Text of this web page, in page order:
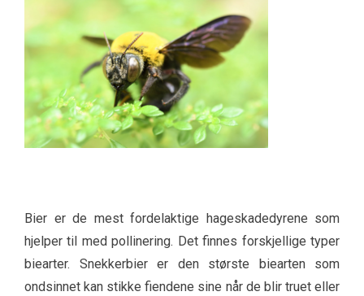
Bier er de mest fordelaktige hageskadedyrene som
hjelper til med pollinering. Det finnes forskjellige typer
biearter. Snekkerbier er den største biearten som
ondsinnet kan stikke fiendene sine når de blir truet eller